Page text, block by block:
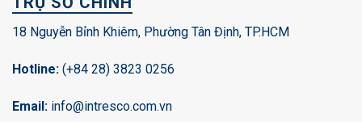
18 Nguyễn Bỉnh Khiêm, Phường Tân Định, TP.HCM
Hotline: (+84 28) 3823 0256
Email: info@intresco.com.vn